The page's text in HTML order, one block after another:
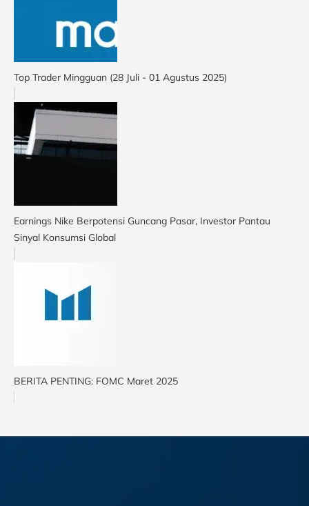
Top Trader Mingguan (28 Juli - 01 Agustus 2025)
Earnings Nike Berpotensi Guncang Pasar, Investor Pantau
Sinyal Konsumsi Global
BERITA PENTING: FOMC Maret 2025